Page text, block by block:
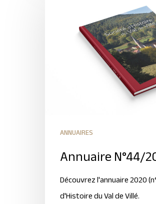
ANNUAIRES
Annuaire N°44/
Découvrez l'annuaire 2020
d'Histoire du Val de Villé.